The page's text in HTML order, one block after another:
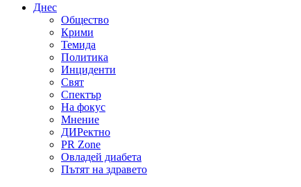
Днес
Общество
Крими
Темида
Политика
Инциденти
Свят
Спектър
На фокус
Мнение
ДИРектно
PR Zone
Овладей диабета
Пътят на здравето